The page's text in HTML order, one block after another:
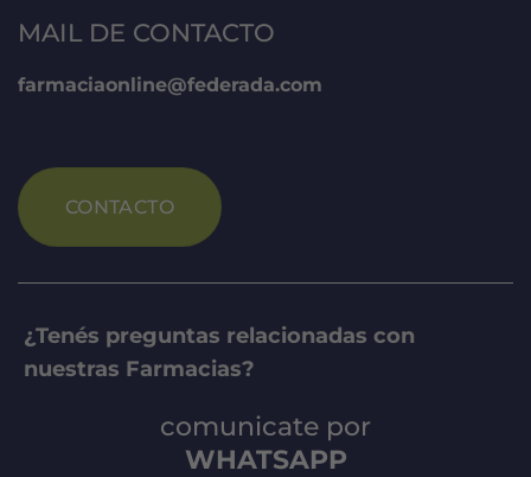
MAIL DE CONTACTO
farmaciaonline@federada.com
CONTACTO
¿Tenés preguntas relacionadas con
nuestras Farmacias?
comunicate por
WHATSAPP